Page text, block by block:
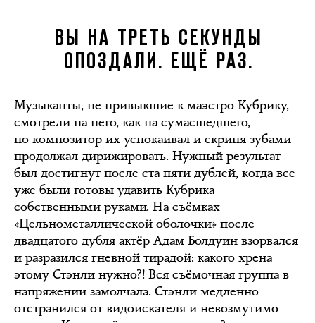
ВЫ НА ТРЕТЬ СЕКУНДЫ
ОПОЗДАЛИ. ЕЩЁ РАЗ.
Музыканты, не привыкшие к маэстро Кубрику,
смотрели на него, как на сумасшедшего, —
но композитор их успокаивал и скрипя зубами
продолжал дирижировать. Нужный результат
был достигнут после ста пяти дублей, когда все
уже были готовы удавить Кубрика
собственными руками. На съёмках
«Цельнометаллической оболочки» после
двадцатого дубля актёр Адам Болдуин взорвался
и разразился гневной тирадой: какого хрена
этому Стэнли нужно?! Вся съёмочная группа в
напряжении замолчала. Стэнли медленно
отстранился от видоискателя и невозмутимо